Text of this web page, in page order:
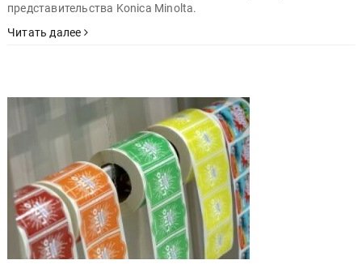
представительства Konica Minolta.
Читать далее